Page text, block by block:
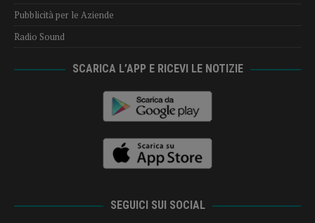
Pubblicità per le Aziende
Radio Sound
SCARICA L’APP E RICEVI LE NOTIZIE
SEGUICI SUI SOCIAL